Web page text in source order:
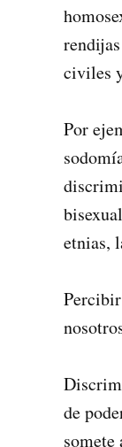
civiles
Por
etnias,
de